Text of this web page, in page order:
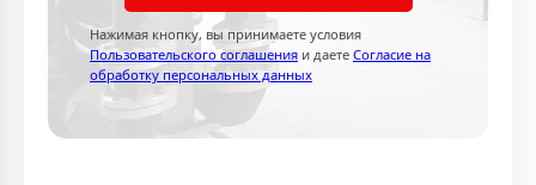
Нажимая кнопку, вы принимаете условия
Пользовательского соглашения и даете Согласие на
обработку персональных данных